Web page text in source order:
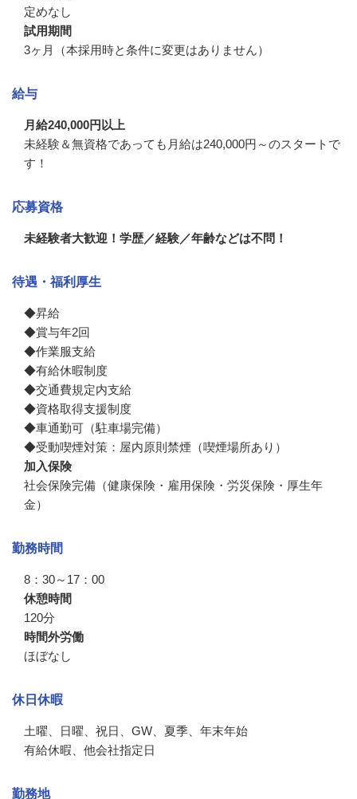
定めなし
試用期間
3ヶ月（本採用時と条件に変更はありません）
給与
月給240,000円以上
未経験＆無資格であっても月給は240,000円～のスタートで
す！
応募資格
未経験者大歓迎！学歴／経験／年齢などは不問！
待遇・福利厚生
◆昇給
◆賞与年2回
◆作業服支給
◆有給休暇制度
◆交通費規定内支給
◆資格取得支援制度
◆車通勤可（駐車場完備）
◆受動喫煙対策：屋内原則禁煙（喫煙場所あり）
加入保険
社会保険完備（健康保険・雇用保険・労災保険・厚生年
金）
勤務時間
8：30～17：00
休憩時間
120分
時間外労働
ほぼなし
休日休暇
土曜、日曜、祝日、GW、夏季、年末年始
有給休暇、他会社指定日
勤務地